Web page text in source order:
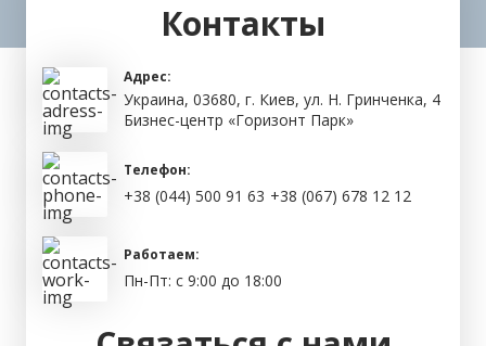
Контакты
Адрес:
Украина, 03680, г. Киев, ул. Н. Гринченка, 4
Бизнес-центр «Горизонт Парк»
Телефон:
+38 (044) 500 91 63 +38 (067) 678 12 12
Работаем:
Пн-Пт: с 9:00 до 18:00